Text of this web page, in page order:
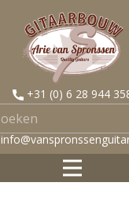
​+31 (0) 6 28 944